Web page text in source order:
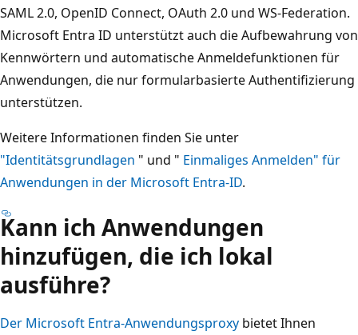
SAML 2.0, OpenID Connect, OAuth 2.0 und WS-Federation.
Microsoft Entra ID unterstützt auch die Aufbewahrung von
Kennwörtern und automatische Anmeldefunktionen für
Anwendungen, die nur formularbasierte Authentifizierung
unterstützen.
Weitere Informationen finden Sie unter
"Identitätsgrundlagen " und " Einmaliges Anmelden" für
Anwendungen in der Microsoft Entra-ID.
Kann ich Anwendungen
hinzufügen, die ich lokal
ausführe?
Der Microsoft Entra-Anwendungsproxy bietet Ihnen